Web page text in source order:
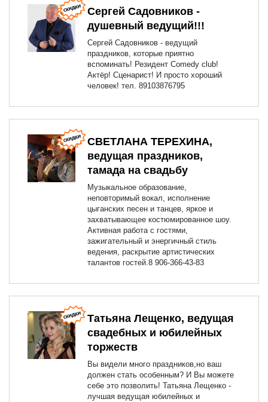
Сергей Садовников -
душевный ведущий!!!
Сергей Садовников - ведущий
праздников, которые приятно
вспоминать! Резидент Comedy club!
Актёр! Сценарист! И просто хороший
человек! тел. 89103876795
СВЕТЛАНА ТЕРЕХИНА,
ведущая праздников,
тамада на свадьбу
Музыкальное образование,
неповторимый вокал, исполнение
цыганских песен и танцев, яркое и
захватывающее костюмированное шоу.
Активная работа с гостями,
зажигательный и энергичный стиль
ведения, раскрытие артистических
талантов гостей.8 906-366-43-83
Татьяна Лещенко, ведущая
свадебных и юбилейных
торжеств
Вы видели много праздников,но ваш
должен стать особенным? И Вы можете
себе это позволить! Татьяна Лещенко -
лучшая ведущая юбилейных и